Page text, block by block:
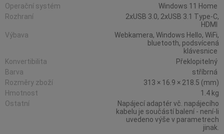
Operační systém
Windows 11 Home
Rozhraní
2xUSB 3.0, 2xUSB 3.1 Type-C,
HDMI
Výbava
Webkamera, Windows Hello, WiFi,
bluetooth, podsvícená
klávesnice
Konvertibilita
Překlopitelný
Barva
stříbrná
Rozměry zboží
313 × 16.9 × 218.5 (mm)
Hmotnost
1.4 kg
Ostatní
Napájecí adaptér vč. napájecího
kabelu je součástí balení - není-li
uvedeno výše v parametrech
jinak.